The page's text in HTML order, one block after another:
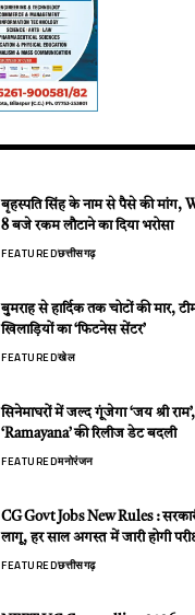
बृहस्पति सिंह के नाम से पैसे की मांग,
8 बजे रकम लौटाने का दिया भरोसा
FEATUREDछत्तीसगढ़
बुमराह से हार्दिक तक चोटों की मार,
खिलाड़ियों का ‘फिटनेस सेंटर’
FEATUREDखेल
सिनेमाघरों में जल्द गूंजेगा ‘जय श्री
‘Ramayana’ की रिलीज डेट बदली
FEATUREDमनोरंजन
CG Govt Jobs New Rules :
लागू, हर साल अगस्त में जारी होगी
FEATUREDछत्तीसगढ़